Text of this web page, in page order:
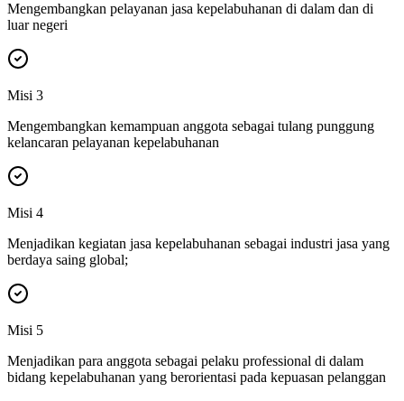
Mengembangkan pelayanan jasa kepelabuhanan di dalam dan di
luar negeri
Misi 3
Mengembangkan kemampuan anggota sebagai tulang punggung
kelancaran pelayanan kepelabuhanan
Misi 4
Menjadikan kegiatan jasa kepelabuhanan sebagai industri jasa yang
berdaya saing global;
Misi 5
Menjadikan para anggota sebagai pelaku professional di dalam
bidang kepelabuhanan yang berorientasi pada kepuasan pelanggan